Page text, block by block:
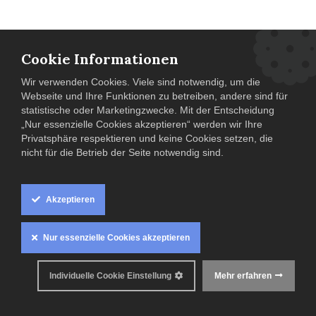
Fehler 404
Wir konnten die von Ihnen
gesuchte Seite nicht finden!
einen Fehler unsererseits handelt, senden Sie uns bitte
eine Nachricht an diese Seite.
Cookie Informationen
Wir verwenden Cookies. Viele sind notwendig, um die
Webseite und Ihre Funktionen zu betreiben, andere sind für
statistische oder Marketingzwecke. Mit der Entscheidung
„Nur essenzielle Cookies akzeptieren“ werden wir Ihre
Privatsphäre respektieren und keine Cookies setzen, die
nicht für die Betrieb der Seite notwendig sind.
Akzeptieren
Nur essenzielle Cookies akzeptieren
Mehr erfahren
Individuelle Cookie Einstellung